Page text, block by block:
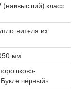
(наивысший) класс
из
мм
чёрный»